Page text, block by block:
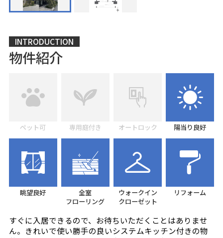
INTRODUCTION
物件紹介
ペット可 専用庭付き オートロック 陽当り良好
眺望良好
全室
フローリング
ウォークイン
クローゼット
リフォーム
すぐに入居できるので、お待ちいただくことはありませ
ん。きれいで使い勝手の良いシステムキッチン付きの物